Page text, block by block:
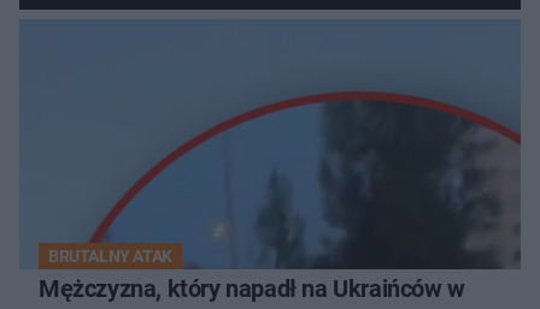
BRUTALNY ATAK
Mężczyzna, który napadł na Ukraińców w